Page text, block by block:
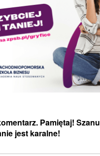
Pamiętaj!
jest karalne!